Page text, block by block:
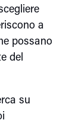
a
possano
del
su